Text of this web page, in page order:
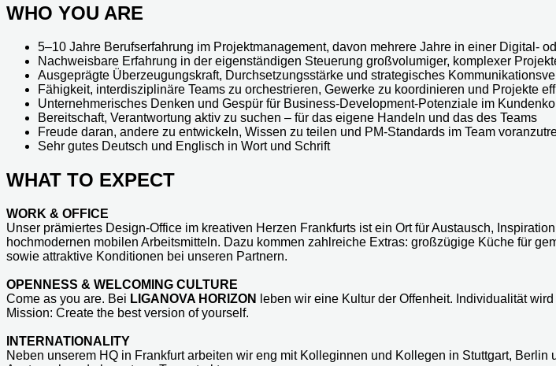
WHO YOU ARE
5–10 Jahre Berufserfahrung im Projektmanagement, davon mehrere Jahre in einer Digital-
Nachweisbare Erfahrung in der eigenständigen Steuerung großvolumiger, komplexer
Ausgeprägte Überzeugungskraft, Durchsetzungsstärke und strategisches
Fähigkeit, interdisziplinäre Teams zu orchestrieren, Gewerke zu koordinieren und Projekte
Unternehmerisches Denken und Gespür für Business-Development-Potenziale im
Bereitschaft, Verantwortung aktiv zu suchen – für das eigene Handeln und das des Teams
Freude daran, andere zu entwickeln, Wissen zu teilen und PM-Standards im Team
Sehr gutes Deutsch und Englisch in Wort und Schrift
WHAT TO EXPECT
WORK & OFFICE
Unser prämiertes Design-Office im kreativen Herzen Frankfurts ist ein Ort für Austausch,
hochmodernen mobilen Arbeitsmitteln. Dazu kommen zahlreiche Extras: großzügige Küche für
sowie attraktive Konditionen bei unseren Partnern.
OPENNESS & WELCOMING CULTURE
Come as you are. Bei LIGANOVA HORIZON
leben wir eine Kultur der Offenheit. Individualität
Mission: Create the best version of yourself.
INTERNATIONALITY
Neben unserem HQ in Frankfurt arbeiten wir eng mit Kolleginnen und Kollegen in Stuttgart,